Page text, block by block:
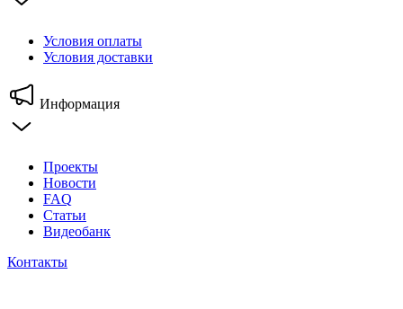
Условия оплаты
Условия доставки
Информация
Проекты
Новости
FAQ
Статьи
Видеобанк
Контакты